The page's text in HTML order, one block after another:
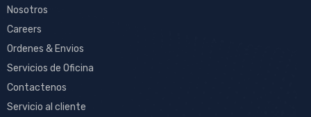
Nosotros
Careers
Ordenes & Envios
Servicios de Oficina
Contactenos
Servicio al cliente